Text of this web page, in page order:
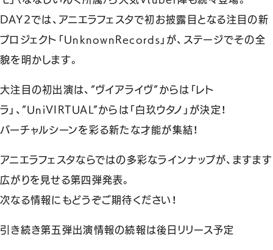
DAY2では、アニエラフェスタで初お披露目となる注目の新
プロジェクト「UnknownRecords」が、ステージでその全
貌を明かします。
大注目の初出演は、”ヴイアライヴ”からは「レト
ラ」、”UniVIRTUAL”からは「白玖ウタノ」が決定！
バーチャルシーンを彩る新たな才能が集結！
アニエラフェスタならではの多彩なラインナップが、ますます
広がりを見せる第四弾発表。
次なる情報にもどうぞご期待ください！
引き続き第五弾出演情報の続報は後日リリース予定